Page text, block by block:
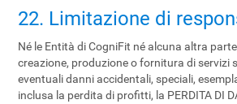
22. Limitazione di
Né le Entità di CogniFit né alcuna altra
creazione, produzione o fornitura di servizi
eventuali danni accidentali, speciali,
inclusa la perdita di profitti, la PERDITA DI